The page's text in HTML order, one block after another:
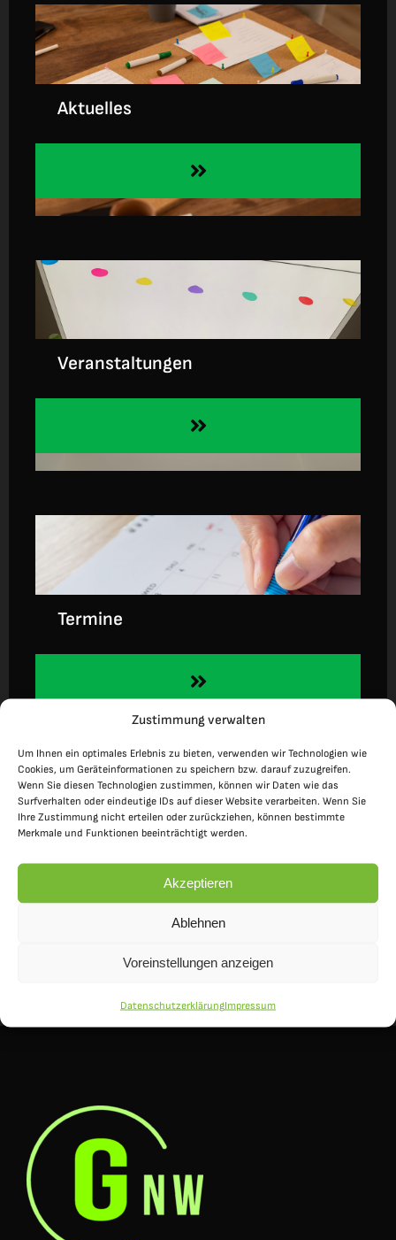
Zustimmung verwalten
Um Ihnen ein optimales Erlebnis zu bieten, verwenden wir Technologien wie
Cookies, um Geräteinformationen zu speichern bzw. darauf zuzugreifen.
Wenn Sie diesen Technologien zustimmen, können wir Daten wie das
Surfverhalten oder eindeutige IDs auf dieser Website verarbeiten. Wenn Sie
Ihre Zustimmung nicht erteilen oder zurückziehen, können bestimmte
Merkmale und Funktionen beeinträchtigt werden.
Akzeptieren
Ablehnen
Voreinstellungen anzeigen
DatenschutzerklärungImpressum
Anmeldung
Aktuelles
Veranstaltungen
Termine
Schülerbeförderung